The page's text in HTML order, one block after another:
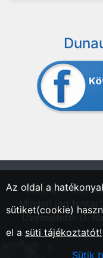
"Dunaújváros,
Minden jog
Üzemeltető: IT-
Az oldal a
sütiket(cookie)
el a süti tájékoztatót!
Sütik